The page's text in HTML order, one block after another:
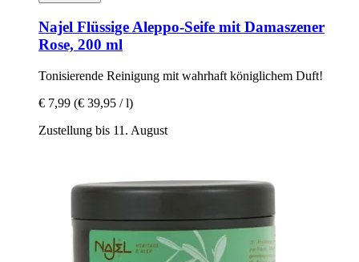
Najel Flüssige Aleppo-​Seife mit Damaszener
Rose, 200 ml
Tonisierende Reinigung mit wahrhaft königlichem Duft!
€ 7,99 (€ 39,95 / l)
Zustellung bis 11. August